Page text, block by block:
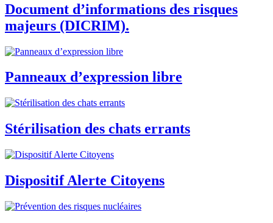
Document d’informations des risques
majeurs (DICRIM).
Panneaux d’expression libre
Stérilisation des chats errants
Dispositif Alerte Citoyens